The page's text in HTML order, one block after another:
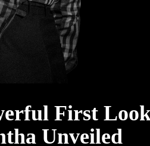
First
Unveiled